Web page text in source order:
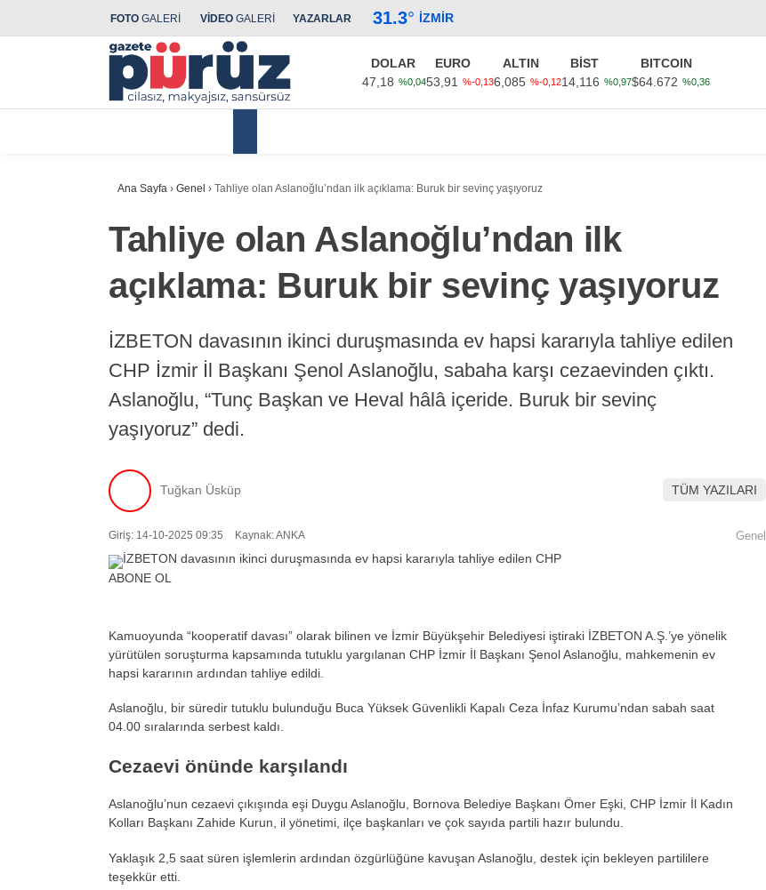
FOTO GALERİ VİDEO GALERİ YAZARLAR 31.3° İZMIR
DOLAR
47,18 %0,04
EURO
53,91
%-0,13
ALTIN
6,085 %-0,12
BİST
14,116 %0,97
BITCOIN
$64.672 %0,36
Ana Sayfa › Genel › Tahliye olan Aslanoğlu’ndan ilk açıklama: Buruk bir sevinç yaşıyoruz
Tahliye olan Aslanoğlu’ndan ilk
açıklama: Buruk bir sevinç yaşıyoruz
İZBETON davasının ikinci duruşmasında ev hapsi kararıyla tahliye edilen
CHP İzmir İl Başkanı Şenol Aslanoğlu, sabaha karşı cezaevinden çıktı.
Aslanoğlu, “Tunç Başkan ve Heval hâlâ içeride. Buruk bir sevinç
yaşıyoruz” dedi.
Tuğkan Üsküp TÜM YAZILARI
Giriş: 14-10-2025 09:35 Kaynak: ANKA Genel
ABONE OL
Kamuoyunda “kooperatif davası” olarak bilinen ve İzmir Büyükşehir Belediyesi iştiraki İZBETON A.Ş.’ye yönelik
yürütülen soruşturma kapsamında tutuklu yargılanan CHP İzmir İl Başkanı Şenol Aslanoğlu, mahkemenin ev
hapsi kararının ardından tahliye edildi.
Aslanoğlu, bir süredir tutuklu bulunduğu Buca Yüksek Güvenlikli Kapalı Ceza İnfaz Kurumu’ndan sabah saat
04.00 sıralarında serbest kaldı.
Cezaevi önünde karşılandı
Aslanoğlu’nun cezaevi çıkışında eşi Duygu Aslanoğlu, Bornova Belediye Başkanı Ömer Eşki, CHP İzmir İl Kadın
Kolları Başkanı Zahide Kurun, il yönetimi, ilçe başkanları ve çok sayıda partili hazır bulundu.
Yaklaşık 2,5 saat süren işlemlerin ardından özgürlüğüne kavuşan Aslanoğlu, destek için bekleyen partililere
teşekkür etti.